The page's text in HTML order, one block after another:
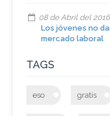
08 de Abril del 2016
Los jóvenes no
mercado laboral
TAGS
eso gratis